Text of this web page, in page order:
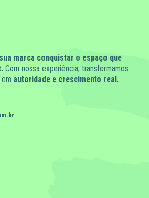
marca conquistar o espaço que
Com nossa experiência, transformamos
autoridade e crescimento real.